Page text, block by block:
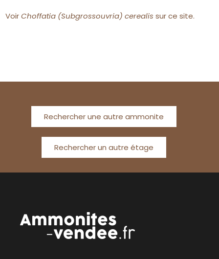
VoirChoffatia (Subgrossouvria) cerealis sur ce site.
Rechercher une autre ammonite
Rechercher un autre étage